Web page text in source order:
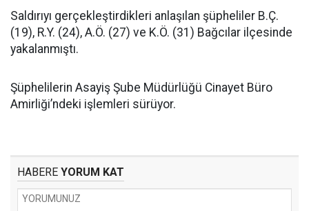
Saldırıyı gerçekleştirdikleri anlaşılan şüpheliler B.Ç.
(19), R.Y. (24), A.Ö. (27) ve K.Ö. (31) Bağcılar ilçesinde
yakalanmıştı.
Şüphelilerin Asayiş Şube Müdürlüğü Cinayet Büro
Amirliği’ndeki işlemleri sürüyor.
HABERE YORUM KAT